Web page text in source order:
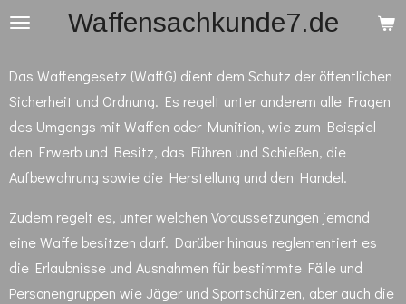
Zum
springen
Waffensachkunde7.de
Das Waffengesetz (WaffG) dient dem Schutz der öffentlichen
Sicherheit und Ordnung. Es regelt unter anderem alle Fragen
des Umgangs mit Waffen oder Munition, wie zum Beispiel
den Erwerb und Besitz, das Führen und Schießen, die
Aufbewahrung sowie die Herstellung und den Handel.
Zudem regelt es, unter welchen Voraussetzungen jemand
eine Waffe besitzen darf. Darüber hinaus reglementiert es
die Erlaubnisse und Ausnahmen für bestimmte Fälle und
Personengruppen wie Jäger und Sportschützen, aber auch die